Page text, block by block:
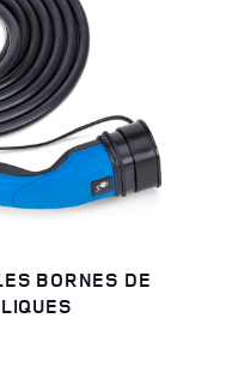
BORNES DE